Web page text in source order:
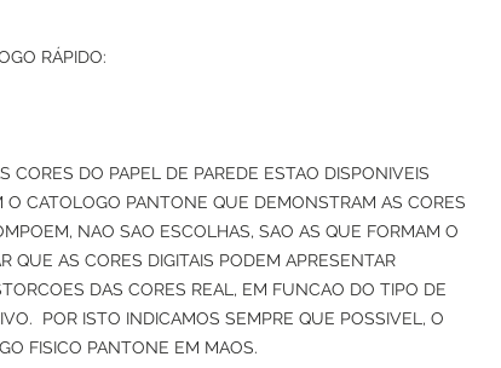
RÁPIDO:
CORES DO PAPEL DE PAREDE ESTAO DISPONIVEIS
O CATOLOGO PANTONE QUE DEMONSTRAM AS CORES
NAO SAO ESCOLHAS, SAO AS QUE FORMAM O
QUE AS CORES DIGITAIS PODEM APRESENTAR
DAS CORES REAL, EM FUNCAO DO TIPO DE
POR ISTO INDICAMOS SEMPRE QUE POSSIVEL, O
FISICO PANTONE EM MAOS.